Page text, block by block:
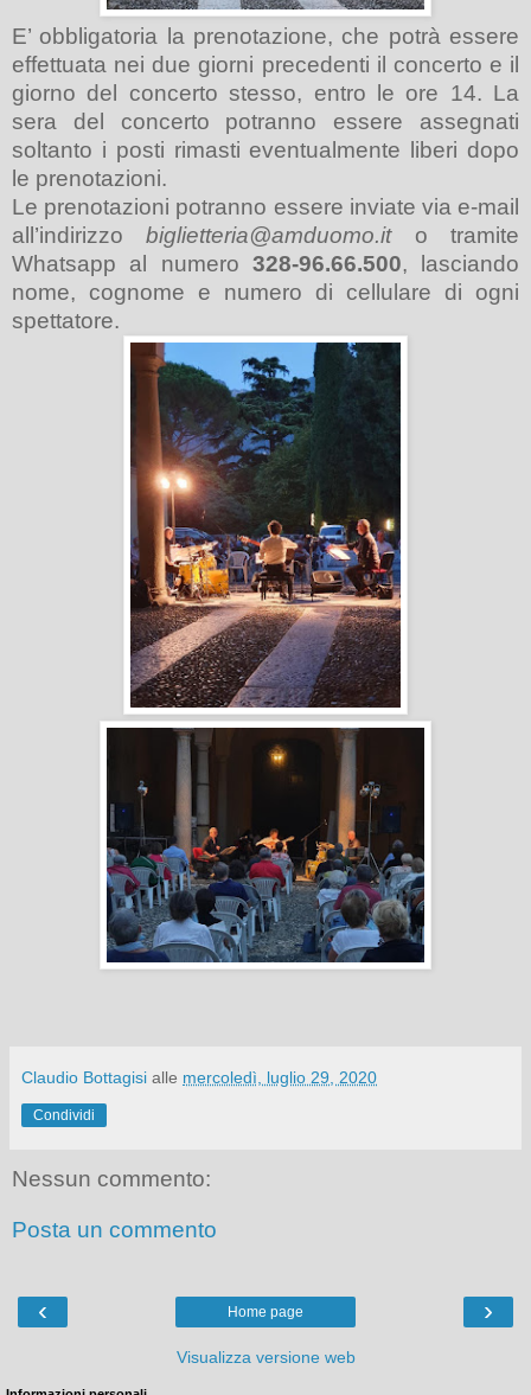
E’ obbligatoria la prenotazione, che potrà essere
effettuata nei due giorni precedenti il concerto e il
giorno del concerto stesso, entro le ore 14. La
sera del concerto potranno essere assegnati
soltanto i posti rimasti eventualmente liberi dopo
le prenotazioni.
Le prenotazioni potranno essere inviate via e-mail
all’indirizzobiglietteria@amduomo.ito tramite
Whatsapp al numero 328-96.66.500, lasciando
nome, cognome e numero di cellulare di ogni
spettatore.
Claudio Bottagisi alle mercoledì, luglio 29, 2020
Condividi
Nessun commento:
Posta un commento
‹ ›
Home page
Visualizza versione web